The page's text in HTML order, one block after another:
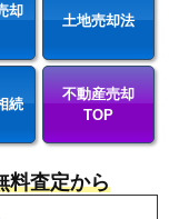
却
土地売却法
続
不動産売却
TOP
料査定から